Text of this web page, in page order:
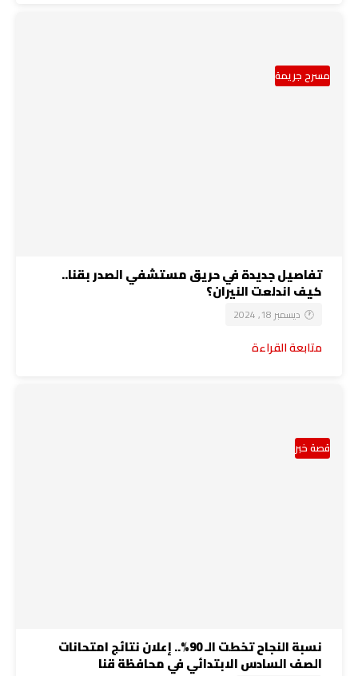
مسرح جريمة
تفاصيل جديدة في حريق مستشفي الصدر بقنا..
كيف اندلعت النيران؟
ديسمبر 18, 2024
متابعة القراءة
قصة خبر
نسبة النجاح تخطت الـ 90%.. إعلان نتائج امتحانات
الصف السادس الابتدائي في محافظة قنا